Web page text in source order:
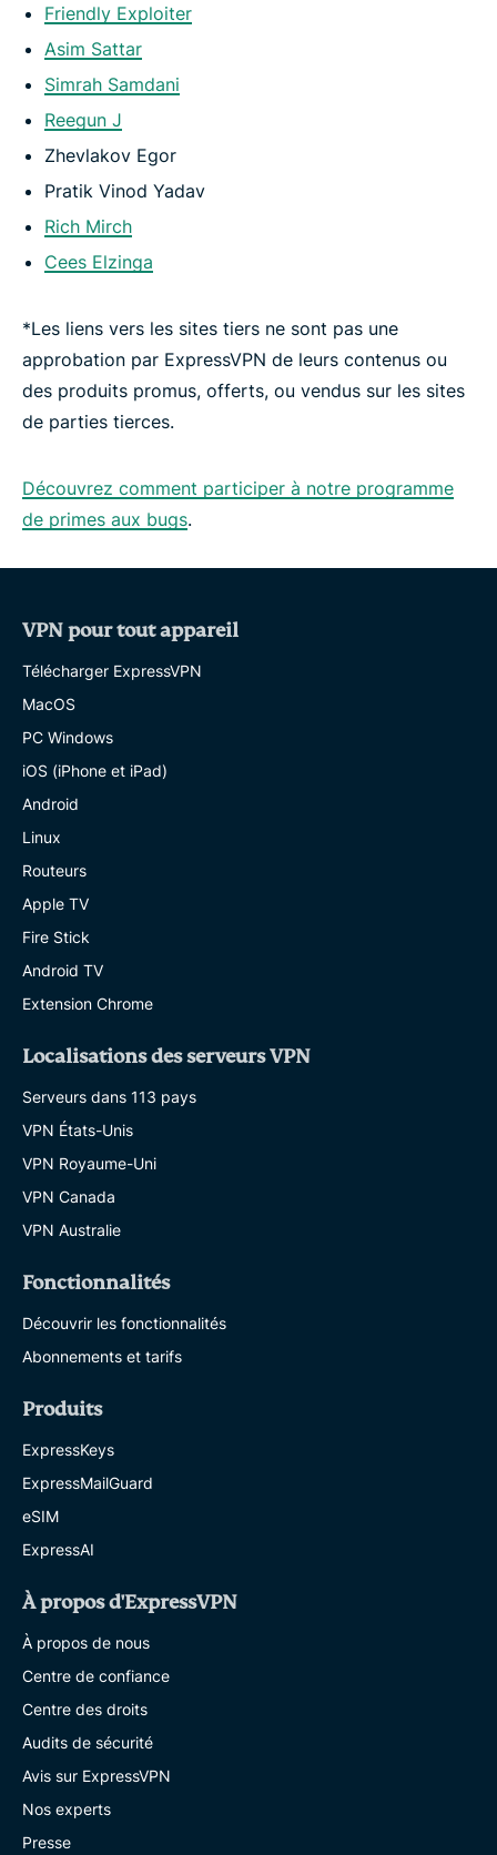
Friendly Exploiter
Asim Sattar
Simrah Samdani
Reegun J
Zhevlakov Egor
Pratik Vinod Yadav
Rich Mirch
Cees Elzinga
*Les liens vers les sites tiers ne sont pas une
approbation par ExpressVPN de leurs contenus ou
des produits promus, offerts, ou vendus sur les sites
de parties tierces.
Découvrez comment participer à notre programme
de primes aux bugs.
VPN pour tout appareil
Télécharger ExpressVPN
MacOS
PC Windows
iOS (iPhone et iPad)
Android
Linux
Routeurs
Apple TV
Fire Stick
Android TV
Extension Chrome
Localisations des serveurs VPN
Serveurs dans 113 pays
VPN États-Unis
VPN Royaume-Uni
VPN Canada
VPN Australie
Fonctionnalités
Découvrir les fonctionnalités
Abonnements et tarifs
Produits
ExpressKeys
ExpressMailGuard
eSIM
ExpressAI
À propos d'ExpressVPN
À propos de nous
Centre de confiance
Centre des droits
Audits de sécurité
Avis sur ExpressVPN
Nos experts
Presse